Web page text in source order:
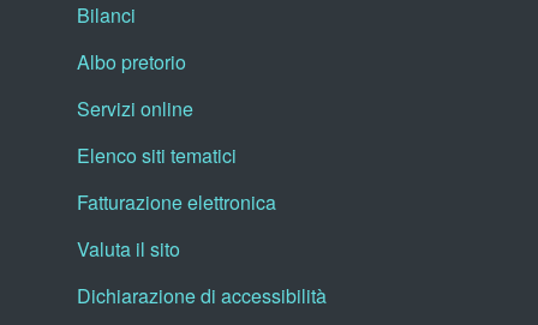
Bilanci
Albo pretorio
Servizi online
Elenco siti tematici
Fatturazione elettronica
Valuta il sito
Dichiarazione di accessibilità